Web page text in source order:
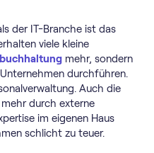
der IT-Branche ist das
viele kleine
mehr, sondern
durchführen.
Auch die
durch externe
im eigenen Haus
schlicht zu teuer.